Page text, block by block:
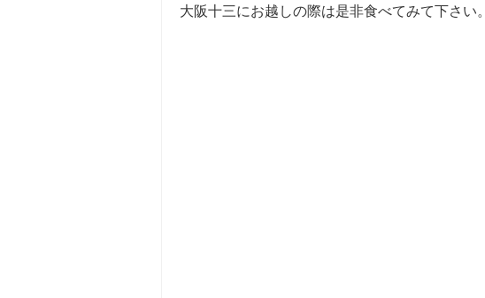
大阪十三にお越し­の際は是非食べてみて下さい。